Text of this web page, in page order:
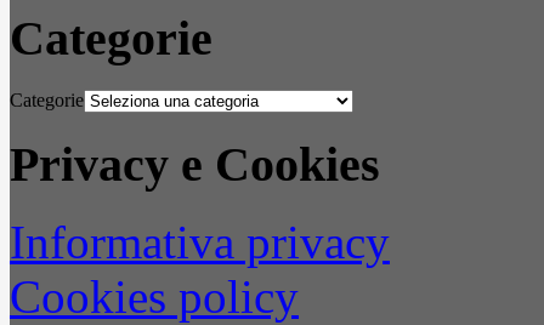
Categorie
Categorie
Privacy e Cookies
Informativa privacy
Cookies policy